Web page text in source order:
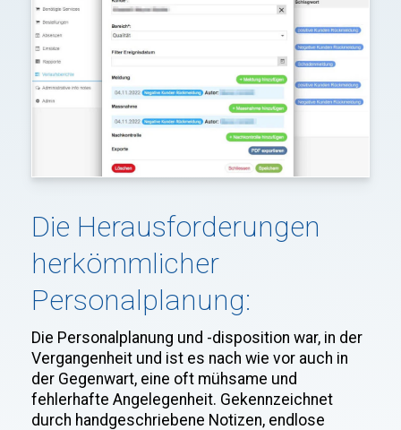
Die Herausforderungen
herkömmlicher
Personalplanung:
Die Personalplanung und -disposition war, in der
Vergangenheit und ist es nach wie vor auch in
der Gegenwart, eine oft mühsame und
fehlerhafte Angelegenheit. Gekennzeichnet
durch handgeschriebene Notizen, endlose